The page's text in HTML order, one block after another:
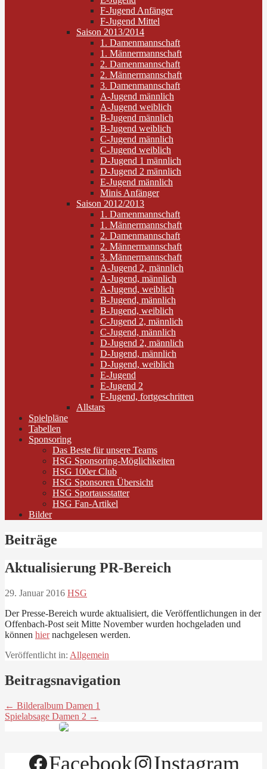
F-Jugend Anfänger
F-Jugend Mittel
Saison 2013/2014
1. Damenmannschaft
1. Männermannschaft
2. Damenmannschaft
2. Männermannschaft
3. Damenmannschaft
A-Jugend männlich
A-Jugend weiblich
B-Jugend männlich
B-Jugend weiblich
C-Jugend männlich
C-Jugend weiblich
D-Jugend 1 männlich
D-Jugend 2 männlich
E-Jugend männlich
Minis Anfänger
Saison 2012/2013
1. Damenmannschaft
1. Männermannschaft
2. Damenmannschaft
2. Männermannschaft
3. Männermannschaft
A-Jugend 2, männlich
A-Jugend, männlich
A-Jugend, weiblich
B-Jugend, männlich
B-Jugend, weiblich
C-Jugend 2, männlich
C-Jugend, männlich
D-Jugend 2, männlich
D-Jugend, männlich
D-Jugend, weiblich
E-Jugend
E-Jugend 2
F-Jugend, fortgeschritten
Allstars
Spielpläne
Tabellen
Sponsoring
Das Beste für unsere Teams
HSG Sponsoring-Möglichkeiten
HSG 100er Club
HSG Sponsoren Übersicht
HSG Sportausstatter
HSG Fan-Artikel
Bilder
Beiträge
Aktualisierung PR-Bereich
29. Januar 2016 HSG
Der Presse-Bereich wurde aktualisiert, die Veröffentlichungen in der
Offenbach-Post seit Mitte November wurden hochgeladen und
können hiernachgelesen werden.
Veröffentlicht in: Allgemein
Beitragsnavigation
← Bilderalbum Damen 1
Spielabsage Damen 2 →
Facebook Instagram